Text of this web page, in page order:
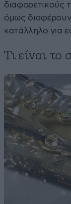
διαφορετικούς
όμως διαφέρουν
κατάλληλο για
Τι είναι το